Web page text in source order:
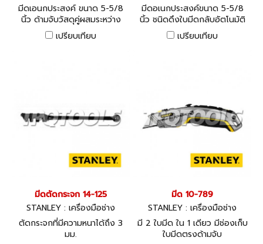
มีดเอนกประสงค์ ขนาด 5-5/8
นิ้ว ด้ามจับวัสดุคู่ผสมระหว่าง
โลหะและยาง
เปรียบเทียบ
มีดอเนกประสงค์ขนาด 5-5/8
นิ้ว ชนิดดึงใบมีดกลับอัตโนมัติ
ให้ความปลอดภัยสูงสุดขณะใช้
งาน
เปรียบเทียบ
มีดตัดกระจก 14-125
STANLEY : เครื่องมือช่าง
ตัดกระจกที่มีความหนาได้ถึง 3
มม.
มีด 10-789
STANLEY : เครื่องมือช่าง
มี 2 ใบมีด ใน 1 เดียว มีช่องเก็บ
ใบมีดตรงด้ามจับ